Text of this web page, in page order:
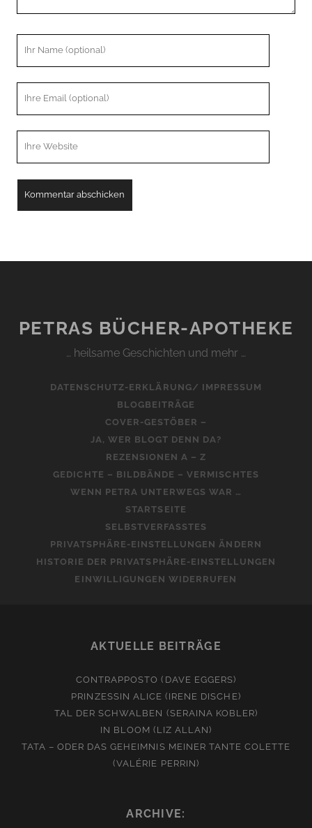
PETRAS BÜCHER-APOTHEKE
… heilsame Geschichten und mehr …
DATENSCHUTZ-ERKLÄRUNG/ IMPRESSUM
BLOGBEITRÄGE
COVER-GESTÖBER –
JA, WER BLOGT DENN DA?
REZENSIONEN A – Z
GEDICHTE – BILDBÄNDE – VERMISCHTES
WENN PETRA UNTERWEGS WAR …
STARTSEITE
SELBSTVERFASSTES
PRIVATSPHÄRE-EINSTELLUNGEN ÄNDERN
HISTORIE DER PRIVATSPHÄRE-EINSTELLUNGEN
EINWILLIGUNGEN WIDERRUFEN
AKTUELLE BEITRÄGE
CONTRAPPOSTO (DAVE EGGERS)
PRINZESSIN ALICE (IRENE DISCHE)
TAL DER SCHWALBEN (SERAINA KOBLER)
IN BLOOM (LIZ ALLAN)
TATA – ODER DAS GEHEIMNIS MEINER TANTE COLETTE
(VALÉRIE PERRIN)
ARCHIVE: